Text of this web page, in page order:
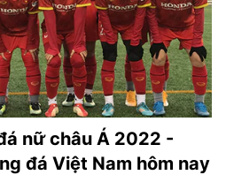
nữ châu Á 2022 -
đá Việt Nam hôm nay